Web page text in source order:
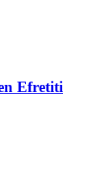
Efretiti